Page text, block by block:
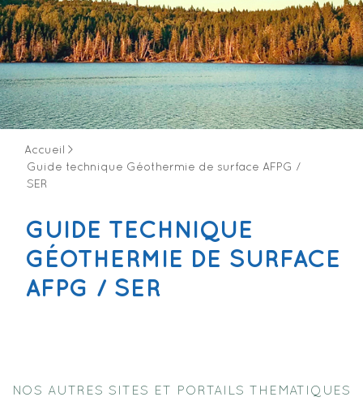
Accueil
>
Guide technique Géothermie de surface AFPG /
SER
GUIDE TECHNIQUE
GÉOTHERMIE DE SURFACE
AFPG / SER
NOS AUTRES SITES ET PORTAILS THEMATIQUES